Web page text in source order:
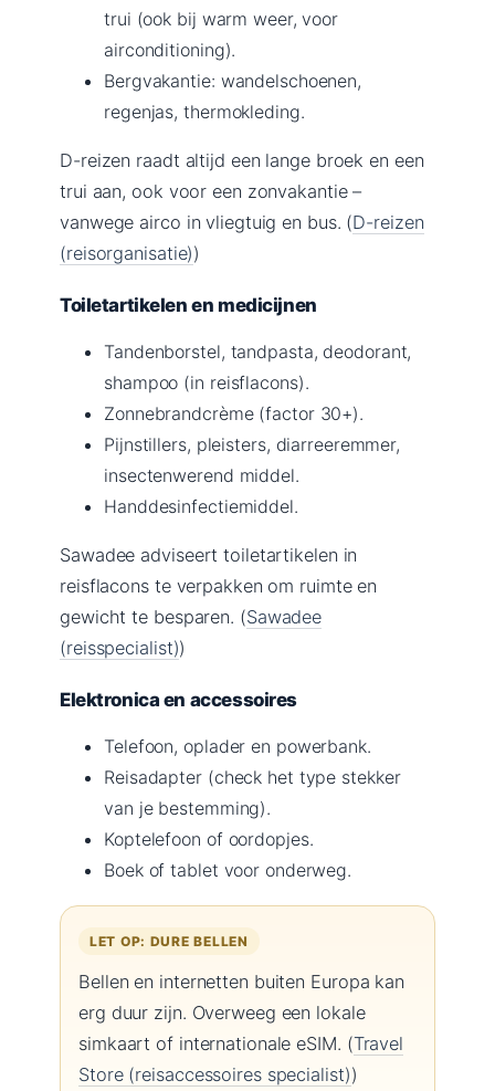
trui (ook bij warm weer, voor
airconditioning).
Bergvakantie: wandelschoenen,
regenjas, thermokleding.
D-reizen raadt altijd een lange broek en een
trui aan, ook voor een zonvakantie –
vanwege airco in vliegtuig en bus. (D-reizen
(reisorganisatie))
Toiletartikelen en medicijnen
Tandenborstel, tandpasta, deodorant,
shampoo (in reisflacons).
Zonnebrandcrème (factor 30+).
Pijnstillers, pleisters, diarreeremmer,
insectenwerend middel.
Handdesinfectiemiddel.
Sawadee adviseert toiletartikelen in
reisflacons te verpakken om ruimte en
gewicht te besparen. (Sawadee
(reisspecialist))
Elektronica en accessoires
Telefoon, oplader en powerbank.
Reisadapter (check het type stekker
van je bestemming).
Koptelefoon of oordopjes.
Boek of tablet voor onderweg.
LET OP: DURE BELLEN
Bellen en internetten buiten Europa kan
erg duur zijn. Overweeg een lokale
simkaart of internationale eSIM. (Travel
Store (reisaccessoires specialist))